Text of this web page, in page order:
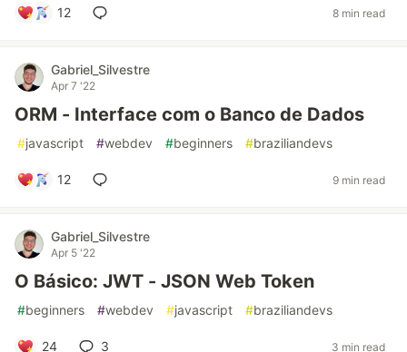
12 8 min read
Gabriel_Silvestre
Apr 7 '22
ORM - Interface com o Banco de Dados
#javascript #webdev #beginners #braziliandevs
12 9 min read
Gabriel_Silvestre
Apr 5 '22
O Básico: JWT - JSON Web Token
#beginners #webdev #javascript #braziliandevs
24 3 3 min read